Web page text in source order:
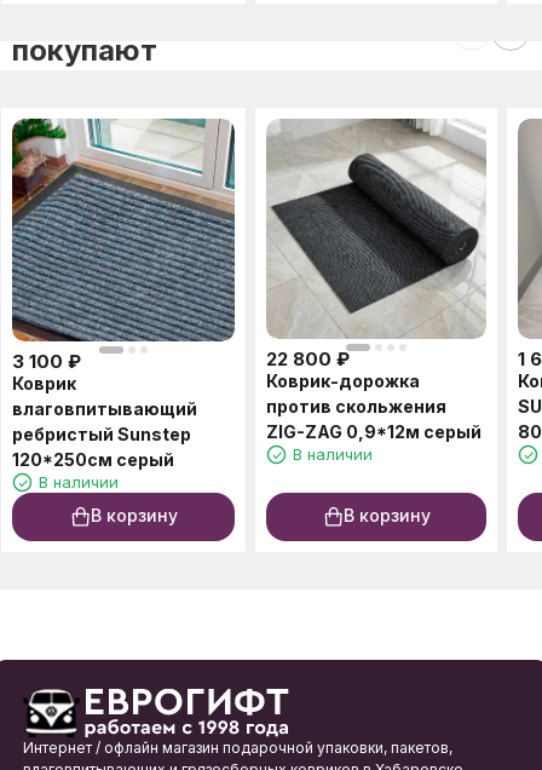
покупают
3 100 ₽
Коврик
влаговпитывающий
ребристый Sunstep
120*250см серый
В наличии
В корзину
22 800 ₽
Коврик-дорожка
против скольжения
ZIG-ZAG 0,9*12м серый
В наличии
В корзину
1
Интернет / офлайн магазин подарочной упаковки, пакетов,